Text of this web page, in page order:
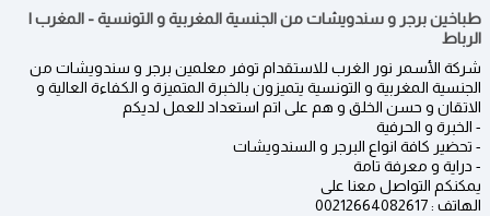
طباخين برجر و سندويشات من الجنسية المغربية و التونسية - المغرب |
الرباط
شركة الأسمر نور الغرب للاستقدام توفر معلمين برجر و سندويشات من
الجنسية المغربية و التونسية يتميزون بالخبرة المتميزة و الكفاءة العالية و
الاتقان و حسن الخلق و هم على اتم استعداد للعمل لديكم
- الخبرة و الحرفية
- تحضير كافة انواع البرجر و السندويشات
- دراية و معرفة تامة
يمكنكم التواصل معنا على
الهاتف : 00212664082617